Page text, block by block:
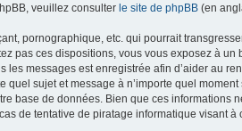
veuillez consulter le site de phpBB (en
pornographique, etc. qui pourrait
pas ces dispositions, vous vous exposez à
messages est enregistrée afin d’aider au
sujet et message à n’importe quel
base de données. Bien que ces informations
de tentative de piratage informatique visant à